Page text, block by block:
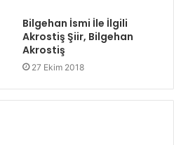
Bilgehan İsmi İle İlgili
Akrostiş Şiir, Bilgehan
Akrostiş
27 Ekim 2018